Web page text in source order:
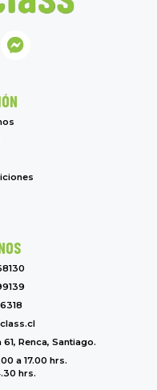
Renca, Santiago.
a 17.00 hrs.
hrs.